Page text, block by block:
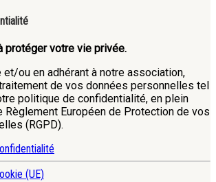
protéger votre vie privée.
ou en adhérant à notre association,
de vos données personnelles tel
politique de confidentialité, en plein
Règlement Européen de Protection de vos
(RGPD).
(UE)